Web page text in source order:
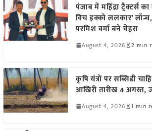
पंजाब में महिंद्रा ट्रैक्टर्स
विच इक्को ललकार’
परमिश वर्मा बने चेहरा
August 4, 2026 2 min
कृषि यंत्रों पर सब्सिडी
आखिरी तारीख 4 अगस्त,
August 4, 2026 1 min